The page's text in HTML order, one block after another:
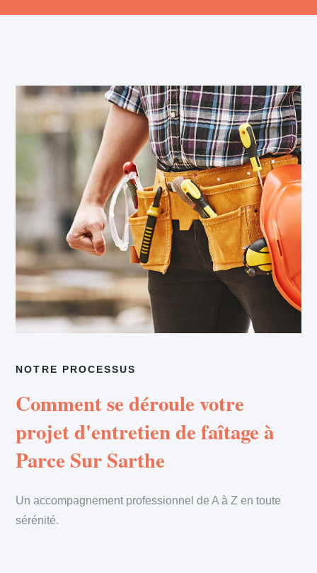
NOTRE PROCESSUS
Comment se déroule votre
projet d'entretien de faîtage à
Parce Sur Sarthe
Un accompagnement professionnel de A à Z en toute
sérénité.